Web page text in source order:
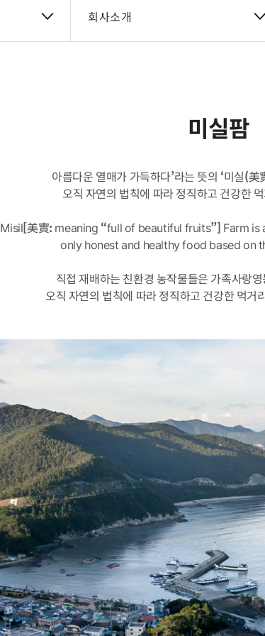
회사소개
미실팜
아름다운 열매가 가득하다’라는 뜻의 ‘미실(
오직 자연의 법칙에 따라 정직하고 건강한
Misil[美實: meaning “full of beautiful fruits”] Farm
only honest and healthy food based on
직접 재배하는 친환경 농작물들은 가족사랑
오직 자연의 법칙에 따라 정직하고 건강한 먹거